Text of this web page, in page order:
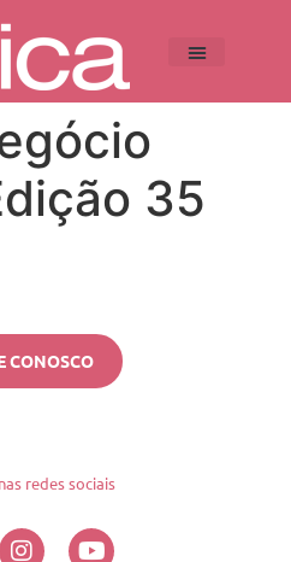
35
CONOSCO
redes sociais